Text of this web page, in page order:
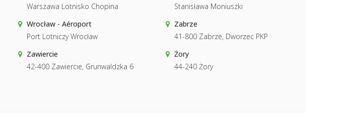
Warszawa Lotnisko Chopina
Stanisława Moniuszki
Wrocław - Aéroport
Port Lotniczy Wrocław
Zabrze
41-800 Zabrze, Dworzec PKP
Zawiercie
42-400 Zawiercie, Grunwaldzka 6
Żory
44-240 Żory